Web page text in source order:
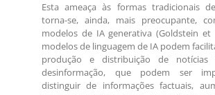
Esta ameaça às formas tradicionais
torna-se, ainda, mais preocupante,
modelos de IA generativa (Goldstein et
modelos de linguagem de IA podem
produção e distribuição de
desinformação, que podem ser
distinguir de informações factuais,